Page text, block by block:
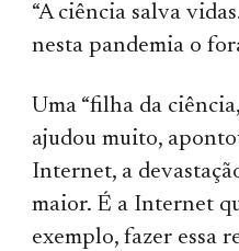
“A ciência salva
nesta pandemia o
Uma “filha da
ajudou muito,
Internet, a
maior. É a Internet
exemplo, fazer essa